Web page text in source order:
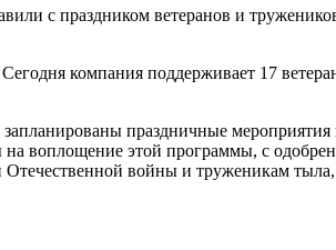
с праздником ветеранов и
компания поддерживает 17
праздничные
воплощение этой программы, с
войны и труженикам